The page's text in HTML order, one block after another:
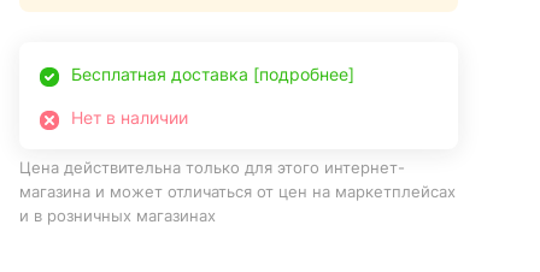
Бесплатная доставка [подробнее]
Нет в наличии
Цена действительна только для этого интернет-
магазина и может отличаться от цен на маркетплейсах
и в розничных магазинах